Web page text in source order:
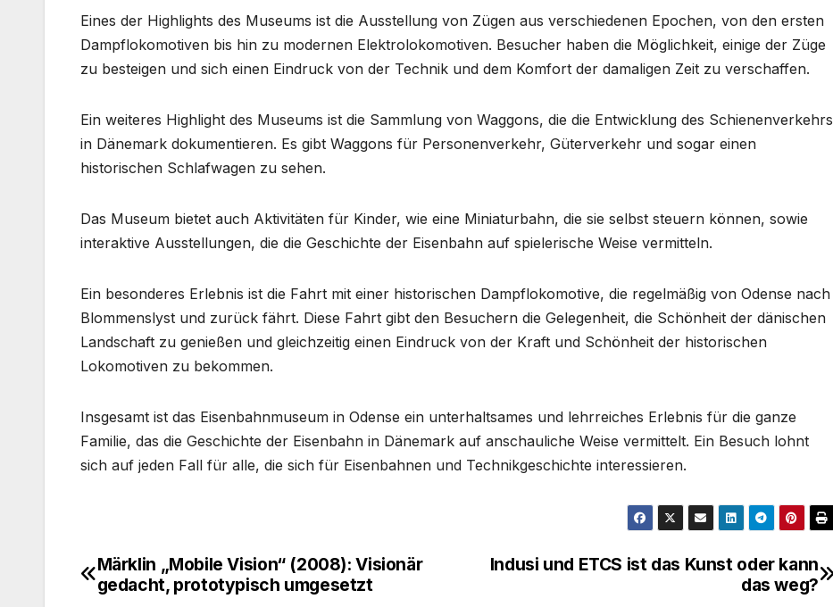
Eines der Highlights des Museums ist die Ausstellung von Zügen aus verschiedenen Epochen, von den ersten
Dampflokomotiven bis hin zu modernen Elektrolokomotiven. Besucher haben die Möglichkeit, einige der Züge
zu besteigen und sich einen Eindruck von der Technik und dem Komfort der damaligen Zeit zu verschaffen.
Ein weiteres Highlight des Museums ist die Sammlung von Waggons, die die Entwicklung des Schienenverkehrs
in Dänemark dokumentieren. Es gibt Waggons für Personenverkehr, Güterverkehr und sogar einen
historischen Schlafwagen zu sehen.
Das Museum bietet auch Aktivitäten für Kinder, wie eine Miniaturbahn, die sie selbst steuern können, sowie
interaktive Ausstellungen, die die Geschichte der Eisenbahn auf spielerische Weise vermitteln.
Ein besonderes Erlebnis ist die Fahrt mit einer historischen Dampflokomotive, die regelmäßig von Odense nach
Blommenslyst und zurück fährt. Diese Fahrt gibt den Besuchern die Gelegenheit, die Schönheit der dänischen
Landschaft zu genießen und gleichzeitig einen Eindruck von der Kraft und Schönheit der historischen
Lokomotiven zu bekommen.
Insgesamt ist das Eisenbahnmuseum in Odense ein unterhaltsames und lehrreiches Erlebnis für die ganze
Familie, das die Geschichte der Eisenbahn in Dänemark auf anschauliche Weise vermittelt. Ein Besuch lohnt
sich auf jeden Fall für alle, die sich für Eisenbahnen und Technikgeschichte interessieren.
Beitragsnavigation
Indusi und ETCS ist das Kunst oder kann
das weg?
Märklin „Mobile Vision“ (2008): Visionär
gedacht, prototypisch umgesetzt